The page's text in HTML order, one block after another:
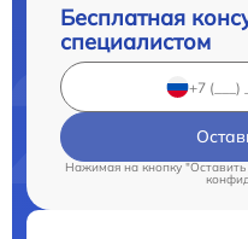
Бесплатная
специалистом
Нажимая на кнопку